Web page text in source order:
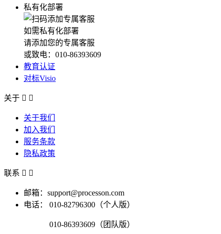
私有化部署
如需私有化部署
请添加您的专属客服
或致电：010-86393609
教育认证
对标Visio
关于  
关于我们
加入我们
服务条款
隐私政策
联系  
邮箱：support@processon.com
电话：
010-82796300（个人版）
010-86393609（团队版）